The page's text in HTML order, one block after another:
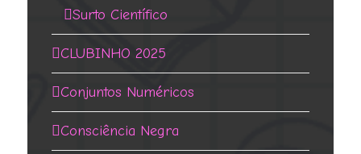
Surto Científico
CLUBINHO 2025
Conjuntos Numéricos
Consciência Negra